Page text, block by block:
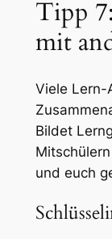
Tipp
mit
Viele Lern-
Bildet
und euch